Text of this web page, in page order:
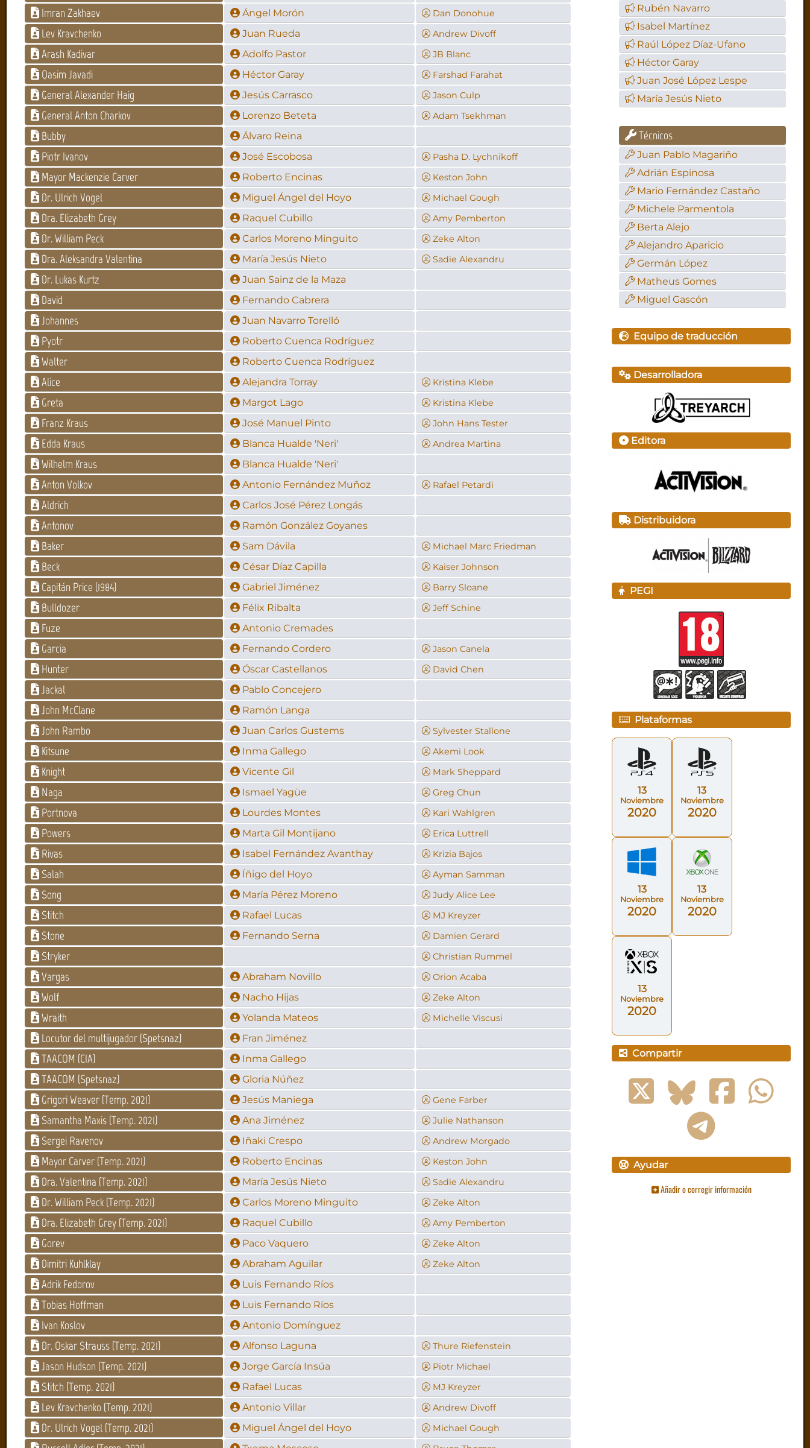
Imran Zakhaev Ángel Morón Dan Donohue
Lev Kravchenko Juan Rueda Andrew Divoff
Arash Kadivar Adolfo Pastor JB Blanc
Qasim Javadi Héctor Garay Farshad Farahat
General Alexander Haig Jesús Carrasco Jason Culp
General Anton Charkov Lorenzo Beteta Adam Tsekhman
Bubby Álvaro Reina
Piotr Ivanov José Escobosa Pasha D. Lychnikoff
Mayor Mackenzie Carver Roberto Encinas Keston John
Dr. Ulrich Vogel Miguel Ángel del Hoyo Michael Gough
Dra. Elizabeth Grey Raquel Cubillo Amy Pemberton
Dr. William Peck Carlos Moreno Minguito Zeke Alton
Dra. Aleksandra Valentina María Jesús Nieto Sadie Alexandru
Dr. Lukas Kurtz Juan Sainz de la Maza
David Fernando Cabrera
Johannes Juan Navarro Torelló
Pyotr Roberto Cuenca Rodríguez
Walter Roberto Cuenca Rodríguez
Alice Alejandra Torray Kristina Klebe
Greta Margot Lago Kristina Klebe
Franz Kraus José Manuel Pinto John Hans Tester
Edda Kraus Blanca Hualde 'Neri' Andrea Martina
Wilhelm Kraus Blanca Hualde 'Neri'
Anton Volkov Antonio Fernández Muñoz Rafael Petardi
Aldrich Carlos José Pérez Longás
Antonov Ramón González Goyanes
Baker Sam Dávila Michael Marc Friedman
Beck César Díaz Capilla Kaiser Johnson
Capitán Price (1984) Gabriel Jiménez Barry Sloane
Bulldozer Félix Ribalta Jeff Schine
Fuze Antonio Cremades
Garcia Fernando Cordero Jason Canela
Hunter Óscar Castellanos David Chen
Jackal Pablo Concejero
John McClane Ramón Langa
John Rambo Juan Carlos Gustems Sylvester Stallone
Kitsune Inma Gallego Akemi Look
Knight Vicente Gil Mark Sheppard
Naga Ismael Yagüe Greg Chun
Portnova Lourdes Montes Kari Wahlgren
Powers Marta Gil Montijano Erica Luttrell
Rivas Isabel Fernández Avanthay Krizia Bajos
Salah Íñigo del Hoyo Ayman Samman
Song María Pérez Moreno Judy Alice Lee
Stitch Rafael Lucas MJ Kreyzer
Stone Fernando Serna Damien Gerard
Stryker Christian Rummel
Vargas Abraham Novillo Orion Acaba
Wolf Nacho Hijas Zeke Alton
Wraith Yolanda Mateos Michelle Viscusi
Locutor del multijugador (Spetsnaz) Fran Jiménez
TAACOM (CIA) Inma Gallego
TAACOM (Spetsnaz) Gloria Núñez
Grigori Weaver (Temp. 2021) Jesús Maniega Gene Farber
Samantha Maxis (Temp. 2021) Ana Jiménez Julie Nathanson
Sergei Ravenov Iñaki Crespo Andrew Morgado
Mayor Carver (Temp. 2021) Roberto Encinas Keston John
Dra. Valentina (Temp. 2021) María Jesús Nieto Sadie Alexandru
Dr. William Peck (Temp. 2021) Carlos Moreno Minguito Zeke Alton
Dra. Elizabeth Grey (Temp. 2021) Raquel Cubillo Amy Pemberton
Gorev Paco Vaquero Zeke Alton
Dimitri Kuhlklay Abraham Aguilar Zeke Alton
Adrik Fedorov Luis Fernando Ríos
Tobias Hoffman Luis Fernando Ríos
Ivan Koslov Antonio Domínguez
Dr. Oskar Strauss (Temp. 2021) Alfonso Laguna Thure Riefenstein
Jason Hudson (Temp. 2021) Jorge García Insúa Piotr Michael
Stitch (Temp. 2021) Rafael Lucas MJ Kreyzer
Lev Kravchenko (Temp. 2021) Antonio Villar Andrew Divoff
Dr. Ulrich Vogel (Temp. 2021) Miguel Ángel del Hoyo Michael Gough
Rubén Navarro
Isabel Martínez
Raúl López Díaz-Ufano
Héctor Garay
Juan José López Lespe
María Jesús Nieto
Técnicos
Juan Pablo Magariño
Adrián Espinosa
Mario Fernández Castaño
Michele Parmentola
Berta Alejo
Alejandro Aparicio
Germán López
Matheus Gomes
Miguel Gascón
Equipo de traducción
Desarrolladora
Editora
Distribuidora
PEGI
Plataformas
13
Noviembre
2020
13
Noviembre
2020
13
Noviembre
2020
13
Noviembre
2020
13
Noviembre
2020
Compartir
Ayudar
Añadir o corregir información